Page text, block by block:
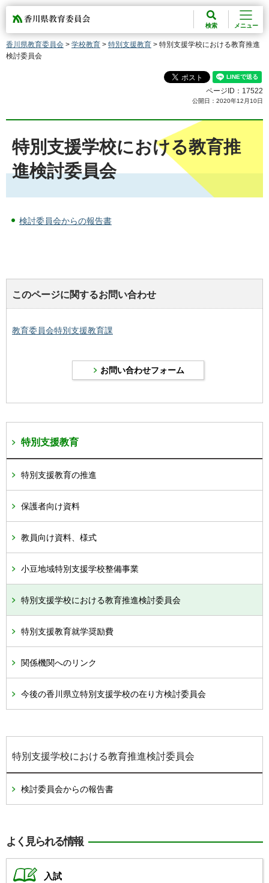
香川県教育委員会
検索 メニュー
香川県教育委員会 > 学校教育 > 特別支援教育 > 特別支援学校における教育推進
検討委員会
ページID：17522
公開日：2020年12月10日
特別支援学校における教育推
進検討委員会
検討委員会からの報告書
このページに関するお問い合わせ
教育委員会特別支援教育課
特別支援教育
特別支援教育の推進
保護者向け資料
教員向け資料、様式
小豆地域特別支援学校整備事業
特別支援学校における教育推進検討委員会
特別支援教育就学奨励費
関係機関へのリンク
今後の香川県立特別支援学校の在り方検討委員会
特別支援学校における教育推進検討委員会
検討委員会からの報告書
よく見られる情報
入試